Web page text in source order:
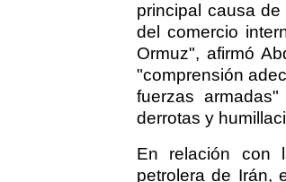
principal causa
del comercio
Ormuz", afirmó
"comprensión
fuerzas
derrotas y
En relación con
petrolera de Irán,